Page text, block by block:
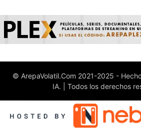
© ArepaVolatil.Com 2021-2025 -
IA. | Todos los derechos